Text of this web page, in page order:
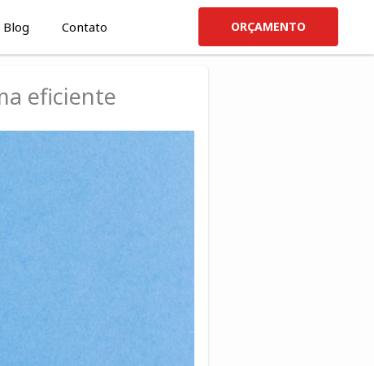
Blog Contato ORÇAMENTO
eficiente